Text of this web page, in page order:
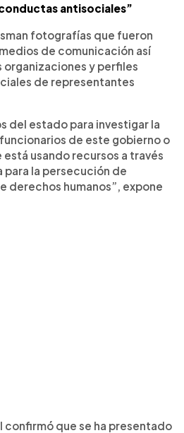
antisociales”
fotografías que fueron
de comunicación así
organizaciones y perfiles
de representantes
del estado para investigar la
de este gobierno o
usando recursos a través
para la persecución de
derechos humanos”, expone
confirmó que se ha presentado